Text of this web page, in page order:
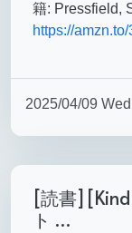
籍: Pressfield,
https://
2025/04/09
[読書
ト …